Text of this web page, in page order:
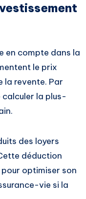
en compte dans la
le prix
la revente. Par
calculer la plus-
des loyers
déduction
optimiser son
vie si la